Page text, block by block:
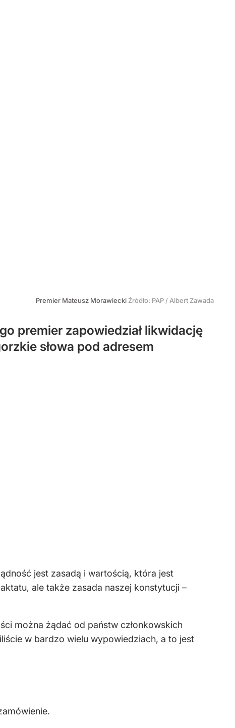
Premier Mateusz Morawiecki Źródło: PAP / Albert Zawada
premier zapowiedział likwidację
słowa pod adresem
jest zasadą i wartością, która jest
ale także zasada naszej konstytucji –
można żądać od państw członkowskich
w bardzo wielu wypowiedziach, a to jest